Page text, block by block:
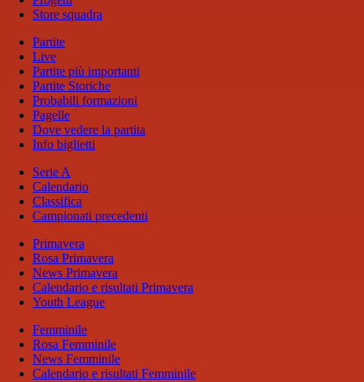
Store squadra
Partite
Live
Partite più importanti
Partite Storiche
Probabili formazioni
Pagelle
Dove vedere la partita
Info biglietti
Serie A
Calendario
Classifica
Campionati precedenti
Primavera
Rosa Primavera
News Primavera
Calendario e risultati Primavera
Youth League
Femminile
Rosa Femminile
News Femminile
Calendario e risultati Femminile